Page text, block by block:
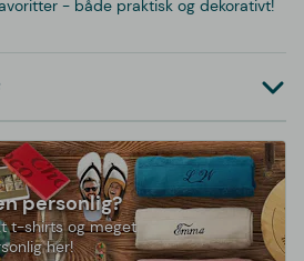
- både praktisk og dekorativt!
personlig?
t-shirts og meget
her!